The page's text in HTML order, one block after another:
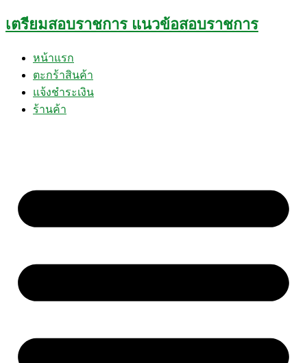
Skip
to
เตรียมสอบราชการ แนวข้อสอบราชการ
หน้าแรก
ตะกร้าสินค้า
แจ้งชำระเงิน
ร้านค้า